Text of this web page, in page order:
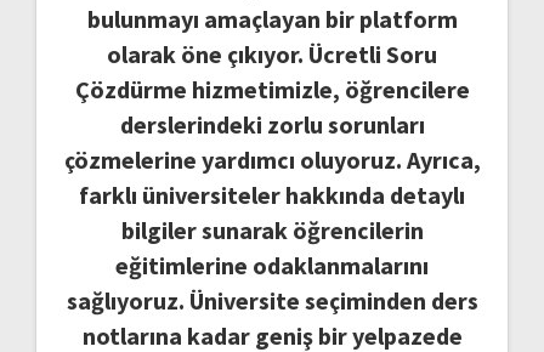
bulunmayı amaçlayan bir platform
olarak öne çıkıyor. Ücretli Soru
Çözdürme hizmetimizle, öğrencilere
derslerindeki zorlu sorunları
çözmelerine yardımcı oluyoruz. Ayrıca,
farklı üniversiteler hakkında detaylı
bilgiler sunarak öğrencilerin
eğitimlerine odaklanmalarını
sağlıyoruz. Üniversite seçiminden ders
notlarına kadar geniş bir yelpazede